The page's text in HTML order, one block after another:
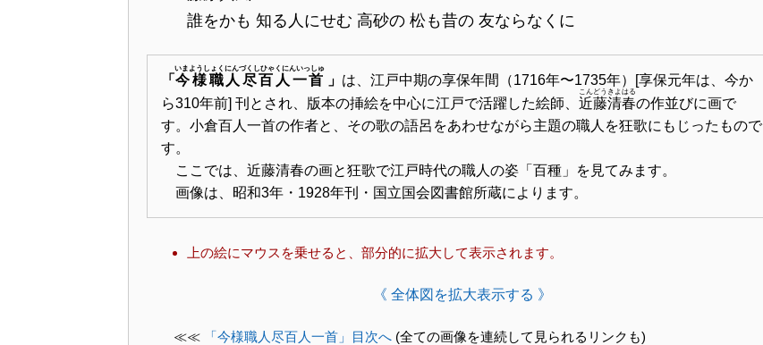
誰をかも 知る人にせむ 高砂の 松も昔の 友ならなくに
「 今様職人尽百人一首
いまようしょくにんづくしひゃくにんいっしゅ
」 は、江戸中期の享保年間（1716年〜1735年）
[享保元年は、今か
ら310年前] 刊とされ、版本の挿絵を中心に江戸で活躍した絵師、 近藤清春
こんどうきよはる
の作並びに画で
す。小倉百人一首の作者と、その歌の語呂をあわせながら主題の職人を狂歌にもじったもので
す。
ここでは、近藤清春の画と狂歌で江戸時代の職人の姿「百種」を見てみます。
画像は、昭和3年・1928年刊・国立国会図書館所蔵によります。
上の絵にマウスを乗せると、部分的に拡大して表示されます。
《 全体図を拡大表示する 》
≪≪ 「今様職人尽百人一首」目次へ (全ての画像を連続して見られるリンクも)